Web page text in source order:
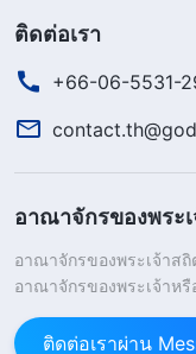
แง่ของสาระสำคัญ
ใช้เขา มนุษย์ที่พระ
พระองค์ พระเจ้าท
ขาดเสียมิได้เลยไ
เดียวกัน งานที่ดำ
ติดต่อเรา
+66-06-5531-
อาณาจักรของพระ
อาณาจักรของพระเจ้าส
อาณาจักรของพระเจ้าหรื
ติดต่อเราผ่าน